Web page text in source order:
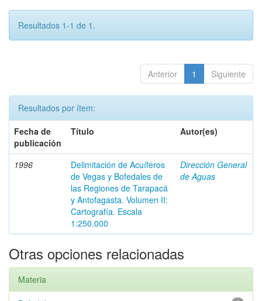
Resultados 1-1 de 1.
Anterior 1 Siguiente
Resultados por ítem:
Fecha de
publicación
Título Autor(es)
1996
Delimitación de Acuíferos
de Vegas y Bofedales de
las Regiones de Tarapacá
y Antofagasta. Volumen II:
Cartografía. Escala
1:250.000
Dirección General
de Aguas
Otras opciones relacionadas
Materia